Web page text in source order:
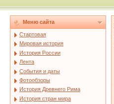
Меню сайта
Стартовая
Мировая история
История России
Лента
События и даты
Фотообзоры
История Древнего Рима
История стран мира